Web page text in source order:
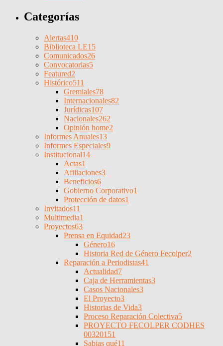
Categorías
Alertas410
Biblioteca LE15
Comunicados26
Convocatorias5
Featured2
Histórico511
Gremiales78
Internacionales82
Jurídicas107
Nacionales262
Opinión home2
Informes Anuales13
Informes Especiales9
Institucional14
Actas1
Afiliaciones3
Beneficios6
Gobierno Corporativo1
Protección de datos1
Invitados11
Multimedia1
Proyectos63
Prensa en Equidad23
Género16
Historia Red de Género Fecolper2
Reparación a Periodistas41
Actualidad7
Caja de Herramientas3
Casos Nacionales3
El Proyecto3
Historias de Vida3
Proceso Reparación Colectiva5
PROYECTO FECOLPER CODHES
00320151
Sabias qué11